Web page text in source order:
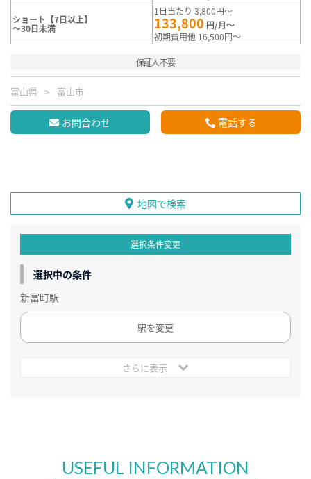
ショート【7日以上】
～30日未満
1日当たり 3,800円～
133,800 円/月～
初期費用他 16,500円～
保証人不要
富山県 富山市
お問合わせ 電話する
地図で検索
選択条件変更
選択中の条件
新富町駅
駅を変更
さらに表示
USEFUL INFORMATION